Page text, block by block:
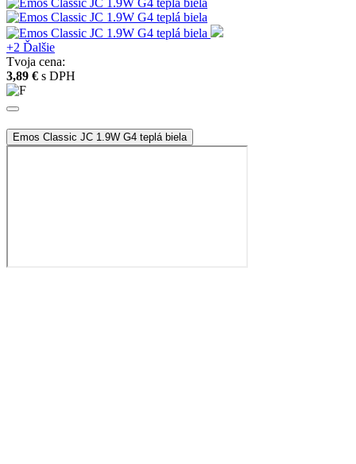
+2 Ďalšie
Tvoja cena:
3,89 € s DPH
Emos Classic JC 1.9W G4 teplá biela